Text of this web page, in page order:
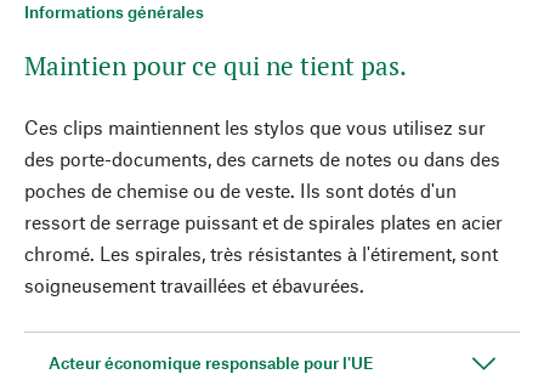
Informations générales
Maintien pour ce qui ne tient pas.
Ces clips maintiennent les stylos que vous utilisez sur
des porte-documents, des carnets de notes ou dans des
poches de chemise ou de veste. Ils sont dotés d'un
ressort de serrage puissant et de spirales plates en acier
chromé. Les spirales, très résistantes à l'étirement, sont
soigneusement travaillées et ébavurées.
Acteur économique responsable pour l'UE